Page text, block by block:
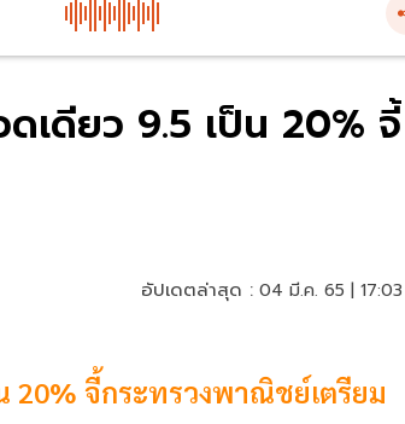
เดียว 9.5 เป็น 20% จี้
อัปเดตล่าสุด : 04 มี.ค. 65 |
20% จี้กระทรวงพาณิชย์เตรียม